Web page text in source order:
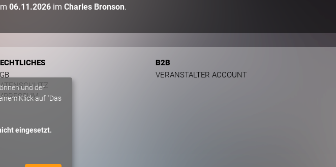
06.11.2026im Charles Bronson.
B2B
VERANSTALTER ACCOUNT
und der
Klick auf "Das
eingesetzt.